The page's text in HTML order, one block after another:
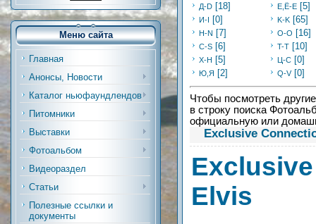
Меню сайта
Главная
Анонсы, Новости
Каталог ньюфаундлендов
Питомники
Выставки
Фотоальбом
Видеораздел
Статьи
Полезные ссылки и
документы
Д-D [18] Е,Ё-Е [5]
И-I [0] K-K [65]
Н-N [7] O-O [16]
C-S [6] T-T [10]
Х-H [5] Ц-C [0]
Ю,Я [2] Q-V [0]
Чтобы посмотреть
в строку поиска
официальную или
Exclusive
Elvis